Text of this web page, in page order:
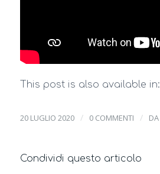
This post is also available in:
20 LUGLIO 2020 / 0 COMMENTI / DA
Condividi questo articolo